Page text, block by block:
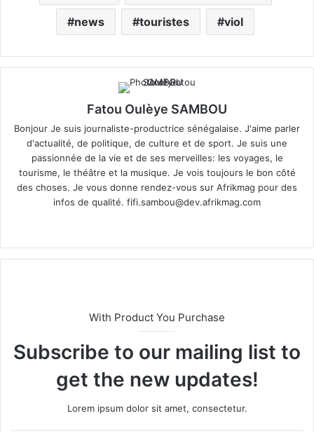
news touristes viol
Fatou Oulèye SAMBOU
Bonjour Je suis journaliste-productrice sénégalaise. J'aime parler
d'actualité, de politique, de culture et de sport. Je suis une
passionnée de la vie et de ses merveilles: les voyages, le
tourisme, le théâtre et la musique. Je vois toujours le bon côté
des choses. Je vous donne rendez-vous sur Afrikmag pour des
infos de qualité. fifi.sambou@dev.afrikmag.com
te
With Product You Purchase
Subscribe to our mailing list to
get the new updates!
Lorem ipsum dolor sit amet, consectetur.